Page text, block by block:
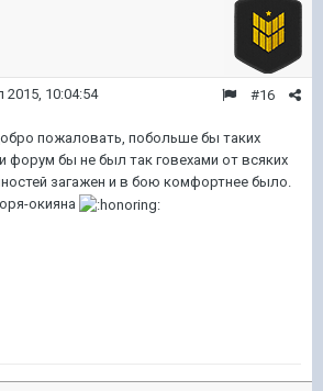
#16
2015, 10:04:54
пожаловать, побольше бы таких
форум бы не был так говехами от всяких
загажен и в бою комфортнее было.
окияна